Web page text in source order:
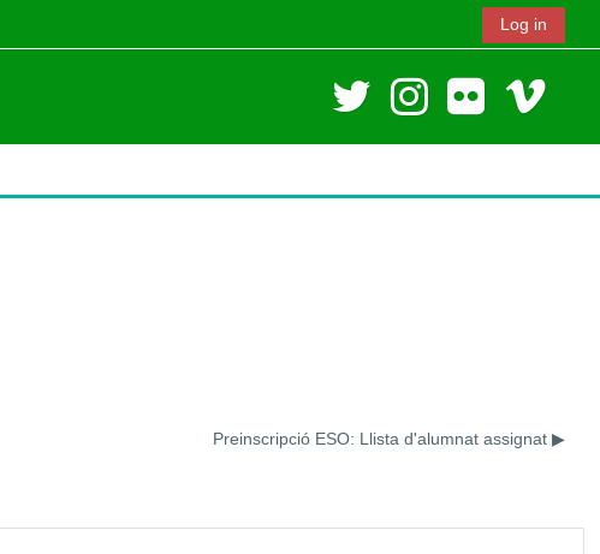
Log in
Preinscripció ESO: Llista d'alumnat assignat ▶︎